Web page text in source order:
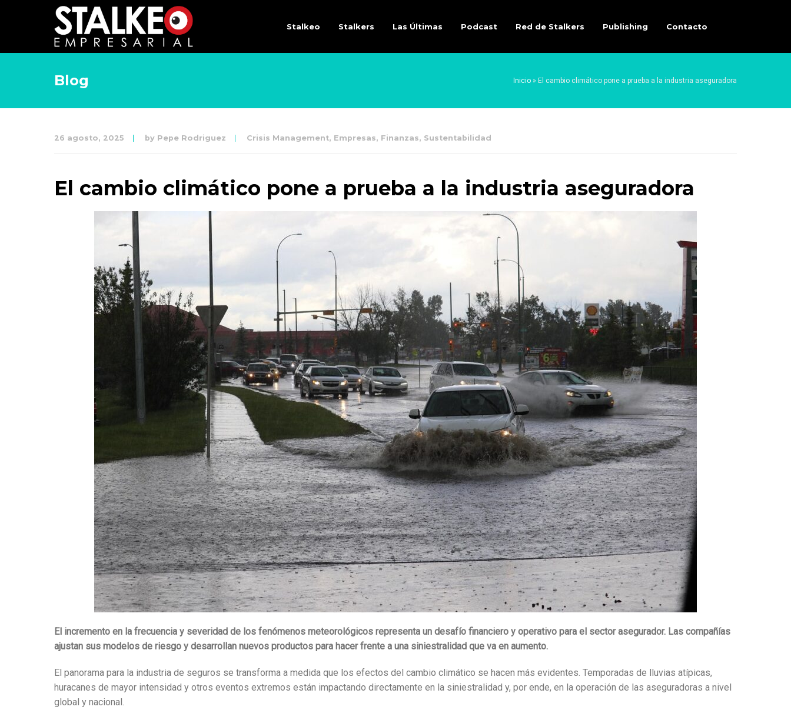
Stalkeo Stalkers Las Últimas Podcast Red de Stalkers Publishing Contacto
Blog Inicio » El cambio climático pone a prueba a la industria aseguradora
26 agosto, 2025 by Pepe Rodriguez Crisis Management, Empresas, Finanzas, Sustentabilidad
El cambio climático pone a prueba a la industria aseguradora
El incremento en la frecuencia y severidad de los fenómenos meteorológicos representa un desafío financiero y operativo para el sector asegurador. Las compañías
ajustan sus modelos de riesgo y desarrollan nuevos productos para hacer frente a una siniestralidad que va en aumento.
El panorama para la industria de seguros se transforma a medida que los efectos del cambio climático se hacen más evidentes. Temporadas de lluvias atípicas,
huracanes de mayor intensidad y otros eventos extremos están impactando directamente en la siniestralidad y, por ende, en la operación de las aseguradoras a nivel
global y nacional.